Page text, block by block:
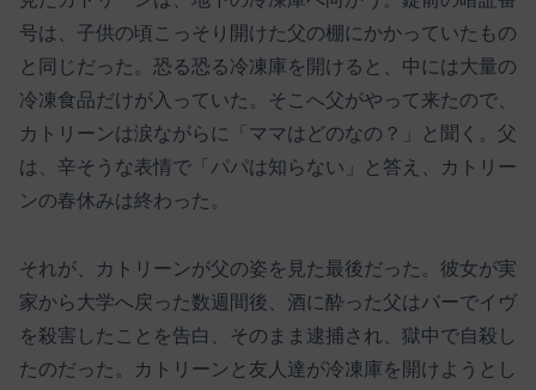
号は、子供の頃こっそり開けた父の棚にかかっていたもの
と同じだった。恐る恐る冷凍庫を開けると、中には大量の
冷凍食品だけが入っていた。そこへ父がやって来たので、
カトリーンは涙ながらに「ママはどのなの？」と聞く。父
は、辛そうな表情で「パパは知らない」と答え、カトリー
ンの春休みは終わった。
それが、カトリーンが父の姿を見た最後だった。彼女が実
家から大学へ戻った数週間後、酒に酔った父はバーでイヴ
を殺害したことを告白、そのまま逮捕され、獄中で自殺し
たのだった。カトリーンと友人達が冷凍庫を開けようとし